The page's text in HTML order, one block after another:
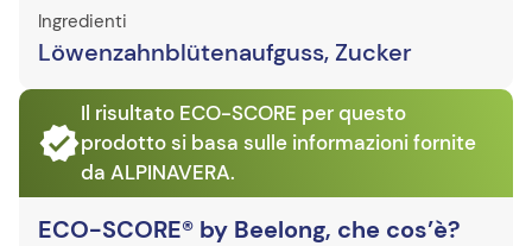
Ingredienti
Löwenzahnblütenaufguss, Zucker
Il risultato ECO-SCORE per questo
prodotto si basa sulle informazioni fornite
da ALPINAVERA.
ECO-SCORE® by Beelong, che cos’è?